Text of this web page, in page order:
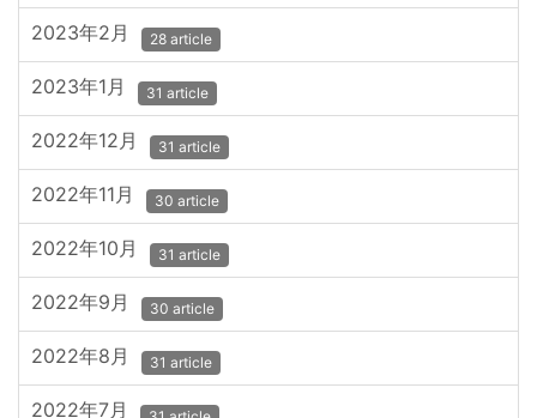
2023年2月 28 article
2023年1月 31 article
2022年12月 31 article
2022年11月 30 article
2022年10月 31 article
2022年9月 30 article
2022年8月 31 article
2022年7月